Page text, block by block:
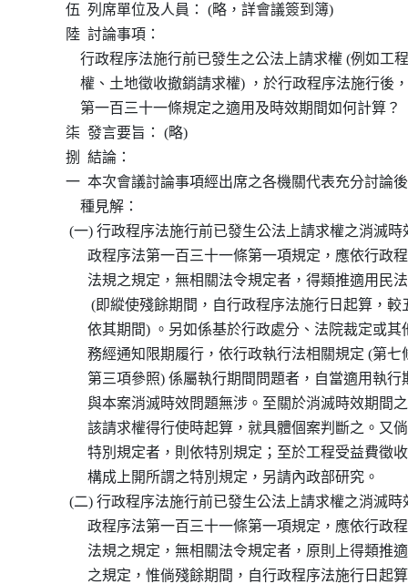
          伍  列席單位及人員： (略，詳會議簽到簿)
          陸  討論事項：
行政程序法施行前已發生之公法上請求權 (例如
權、土地徵收撤銷請求權) ，於行政程序法施行
              第一百三十一條規定之適用及時效期間如何計算？
          柒  發言要旨： (略)
          捌  結論：
一  本次會議討論事項經出席之各機關代表充分討
              種見解：
(一) 行政程序法施行前已發生公法上請求權之消滅
政程序法第一百三十一條第一項規定，應依行
法規之規定，無相關法令規定者，得類推適用
(即縱使殘餘期間，自行政程序法施行日起算，
依其期間) 。另如係基於行政處分、法院裁定或
務經通知限期履行，依行政執行法相關規定 (第
第三項參照) 係屬執行期間問題者，自當適用執
與本案消滅時效問題無涉。至關於消滅時效期
該請求權得行使時起算，就具體個案判斷之。
特別規定者，則依特別規定；至於工程受益費
                構成上開所謂之特別規定，另請內政部研究。
(二) 行政程序法施行前已發生公法上請求權之消滅
政程序法第一百三十一條第一項規定，應依行
法規之規定，無相關法令規定者，原則上得類
之規定，惟倘殘餘期間，自行政程序法施行日